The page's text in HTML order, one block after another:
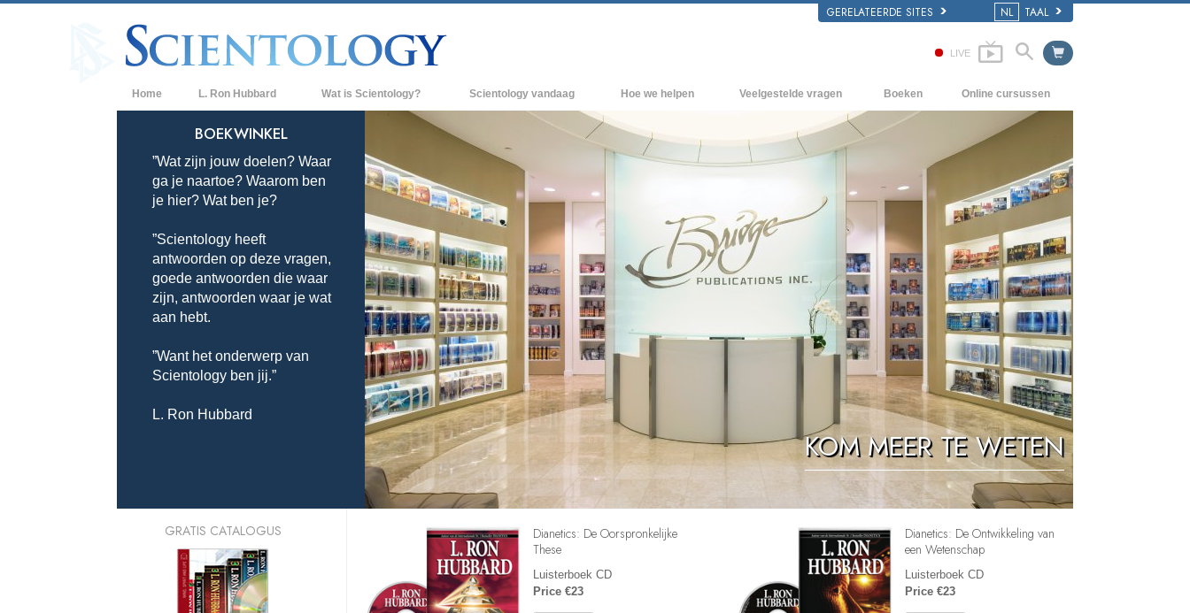
GERELATEERDE SITES NL TAAL
LIVE
Home L. Ron Hubbard Wat is Scientology?
Overtuigingen & Praktijken
De Credo’s en Codes van Scientology
Wat scientologen zeggen over
Maak kennis met een scientoloog
Binnen in een Kerk
De Grondbeginselen van Scientology
Een Inleiding tot Dianetics
Liefde en Haat –
Wat is Grootheid?
Scientology vandaag
Nieuwe Scientology Kerken
Hogere Organisaties
Flag Land Base
Freewinds
Scientology beschikbaar maken voor de
hele wereld
David Miscavige - Kerkelijk Leider van
Scientology
Hoe we helpen Veelgestelde vragen
Achtergrond en Grondbeginselen
Binnen in een Kerk
De organisatie van Scientology
Boeken
Beginnersboeken
Luisterboeken
Introductielezingen
Films
Online cursussen
Hoe men Conflicten moet oplossen
De Drijfveren van het Bestaan
De Componenten van Begrip
Oplossingen voor een Gevaarlijke
Omgeving
Assisten voor Ziektes en Verwondingen
Integriteit en Eerlijkheid
Het Huwelijk
De Toonschaal van Emoties
Oplossingen voor het Drugsprobleem
Kinderen
Hulpmiddelen bij het Dagelijks Werk
Ethiek en de Condities
De Oorzaak van Onderdrukking
Feitenonderzoek
De Grondbeginselen van Organiseren
KOM MEER TE WETEN
BOEKWINKEL
”Wat zijn jouw doelen? Waar
ga je naartoe? Waarom ben
je hier? Wat ben je?
”Scientology heeft
antwoorden op deze vragen,
goede antwoorden die waar
zijn, antwoorden waar je wat
aan hebt.
”Want het onderwerp van
Scientology ben jij.”
L. Ron Hubbard
Dianetics: De Oorspronkelijke
These
Luisterboek CD
Price €23
Dianetics: De Ontwikkeling van
een Wetenschap
Luisterboek CD
Price €23
GRATIS CATALOGUS